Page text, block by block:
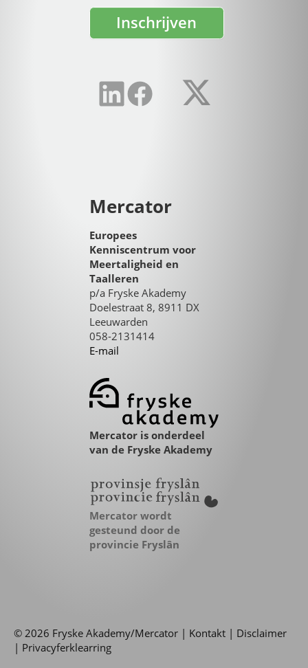
Inschrijven
Mercator
Europees
Kenniscentrum voor
Meertaligheid en
Taalleren
p/a Fryske Akademy
Doelestraat 8, 8911 DX
Leeuwarden
058-2131414
E-mail
Mercator is onderdeel
van de Fryske Akademy
Mercator wordt
gesteund door de
provincie Fryslân
© 2026 Fryske Akademy/Mercator | Kontakt | Disclaimer
| Privacyferklearring